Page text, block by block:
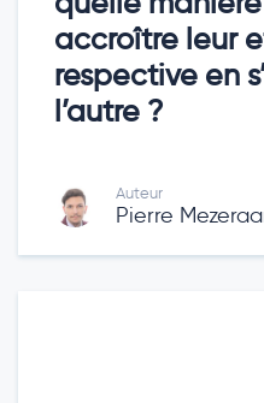
accroître leur
respective en
l’autre ?
Auteur
Pierre